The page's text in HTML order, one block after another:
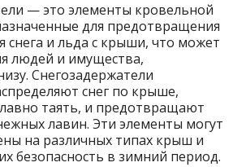
— это элементы кровельной
для предотвращения
снега и льда с крыши, что может
людей и имущества,
Снегозадержатели
снег по крыше,
таять, и предотвращают
лавин. Эти элементы могут
на различных типах крыш и
безопасность в зимний период.